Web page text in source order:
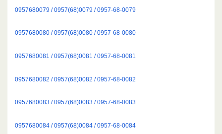
0957680079 / 0957(68)0079 / 0957-68-0079
0957680080 / 0957(68)0080 / 0957-68-0080
0957680081 / 0957(68)0081 / 0957-68-0081
0957680082 / 0957(68)0082 / 0957-68-0082
0957680083 / 0957(68)0083 / 0957-68-0083
0957680084 / 0957(68)0084 / 0957-68-0084